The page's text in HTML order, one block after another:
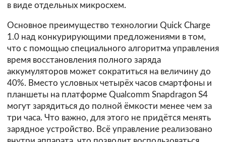
в виде отдельных микросхем.
Основное преимущество технологии Quick Charge
1.0 над конкурирующими предложениями в том,
что с помощью специального алгоритма управления
время восстановления полного заряда
аккумуляторов может сократиться на величину до
40%. Вместо условных четырёх часов смартфоны и
планшеты на платформе Qualcomm Snapdragon S4
могут зарядиться до полной ёмкости менее чем за
три часа. Что важно, для этого не придётся менять
зарядное устройство. Всё управление реализовано